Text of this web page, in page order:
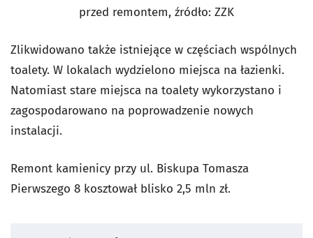
przed remontem, źródło: ZZK
Zlikwidowano także istniejące w częściach wspólnych
toalety. W lokalach wydzielono miejsca na łazienki.
Natomiast stare miejsca na toalety wykorzystano i
zagospodarowano na poprowadzenie nowych
instalacji.
Remont kamienicy przy ul. Biskupa Tomasza
Pierwszego 8 kosztował blisko 2,5 mln zł.